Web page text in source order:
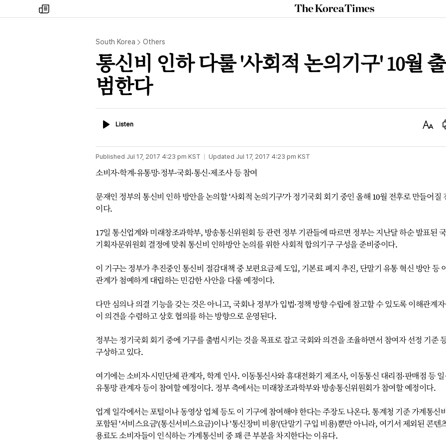
my
times
The
Korea
South Korea Others
통신비 인하 다룰 '사회적 논의기구' 10월 출
범한다
ListenListen
Text
Published Jul 17, 2017 4:23 pm KST Updated Jul 17, 2017 4:23 pm KST
소비자·학계·유통망·정부·국회·통신·제조사 등 참여
문재인 정부의 통신비 인하 방안을 논의할 '사회적 논의기구'가 정기국회 회기 중인 올해 10월 전후로 만들어질
이다.
17일 통신업계와 미래창조과학부, 방송통신위원회 등 관련 정부 기관들에 따르면 정부는 지난달 하순 발표된
기획자문위원회 결정에 맞춰 통신비 인하방안 논의를 위한 사회적 합의기구 구성을 준비중이다.
이 기구는 정부가 추진중인 통신비 절감대책 중 보편요금제 도입, 기본료 폐지 추진, 단말기 유통 혁신 방안 등
관계가 첨예하게 대립하는 민감한 사안을 다룰 예정이다.
다만 심의나 의결 기능을 갖는 것은 아니고, 국회나 정부가 입법·정책 방향 수립에 참고할 수 있도록 이해관계
이 의견을 수렴하고 상호 협의를 하는 방향으로 운영된다.
정부는 정기국회 회기 중에 기구를 출범시키는 것을 목표로 잡고 국회와 의견을 조율하면서 참여자 선정 기준
구상하고 있다.
여기에는 소비자·시민단체 관계자, 학계 인사. 이동통신사와 휴대전화기 제조사, 이동통신 대리점·판매점 등 일
유통망 관계자 등이 참여할 예정이다. 정부 측에서는 미래창조과학부와 방송통신위원회가 참여할 예정이다.
업계 일각에서는 포털이나 동영상 업체 등도 이 기구에 참여해야 한다는 주장도 나온다. 통계청 기준 가계통신
포함된 '서비스요금'(통신서비스요금)이나 '통신장비 비용'(단말기 구입 비용)뿐만 아니라, 여기서 제외된 콘텐
용료도 소비자들이 인식하는 가계통신비 중 꽤 큰 부분을 차지한다는 이유다.